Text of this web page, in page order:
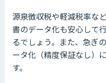
源泉徴収税や軽減税率な
書のデータ化も安心して
るでしょう。また、急ぎ
ータ化（精度保証なし）
す。